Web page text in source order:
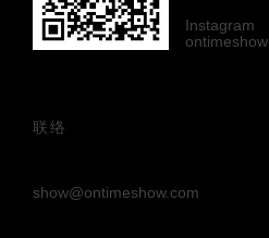
Instagram
ontimeshow
联络
show@ontimeshow.com